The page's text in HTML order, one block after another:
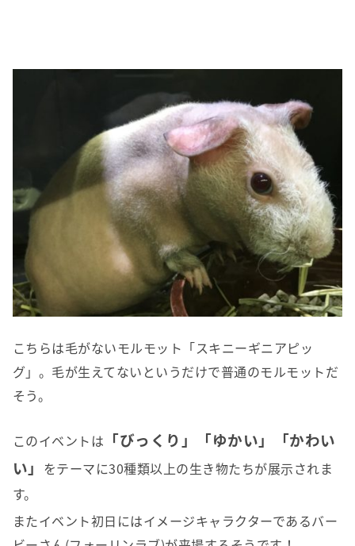
こちらは毛がないモルモット「スキニーギニアピッ
グ」。毛が生えてないというだけで普通のモルモットだ
そう。
このイベントは 「びっくり」「ゆかい」「かわい
い」 をテーマに30種類以上の生き物たちが展示されま
す。
またイベント初日にはイメージキャラクターであるバー